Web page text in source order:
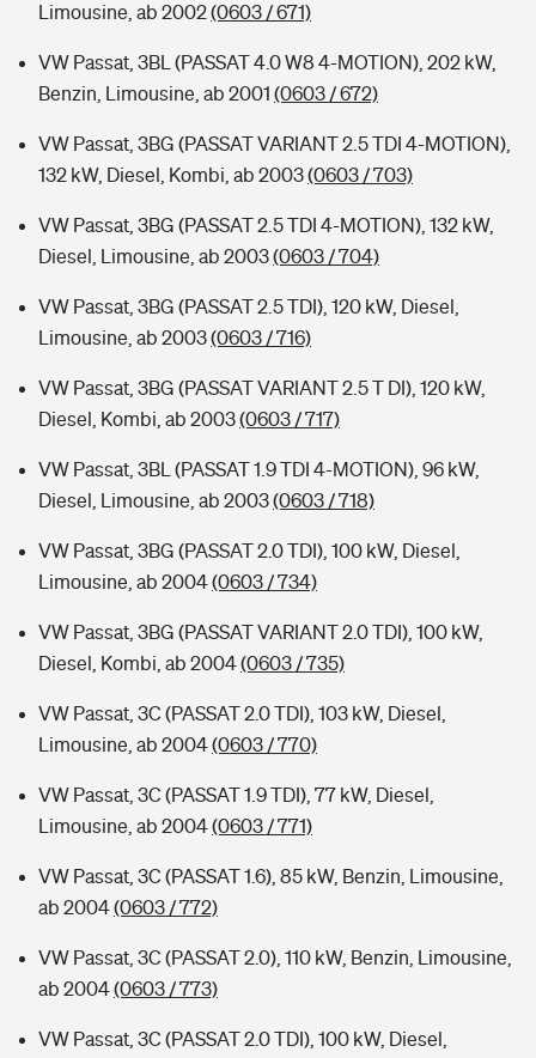
Limousine, ab 2002(0603 / 671)
VW Passat, 3BL (PASSAT 4.0 W8 4-MOTION), 202 kW,
Benzin, Limousine, ab 2001 (0603 / 672)
VW Passat, 3BG (PASSAT VARIANT 2.5 TDI 4-MOTION),
132 kW, Diesel, Kombi, ab 2003(0603 / 703)
VW Passat, 3BG (PASSAT 2.5 TDI 4-MOTION), 132 kW,
Diesel, Limousine, ab 2003(0603 / 704)
VW Passat, 3BG (PASSAT 2.5 TDI), 120 kW, Diesel,
Limousine, ab 2003(0603 / 716)
VW Passat, 3BG (PASSAT VARIANT 2.5 T DI), 120 kW,
Diesel, Kombi, ab 2003(0603 / 717)
VW Passat, 3BL (PASSAT 1.9 TDI 4-MOTION), 96 kW,
Diesel, Limousine, ab 2003(0603 / 718)
VW Passat, 3BG (PASSAT 2.0 TDI), 100 kW, Diesel,
Limousine, ab 2004(0603 / 734)
VW Passat, 3BG (PASSAT VARIANT 2.0 TDI), 100 kW,
Diesel, Kombi, ab 2004(0603 / 735)
VW Passat, 3C (PASSAT 2.0 TDI), 103 kW, Diesel,
Limousine, ab 2004(0603 / 770)
VW Passat, 3C (PASSAT 1.9 TDI), 77 kW, Diesel,
Limousine, ab 2004(0603 / 771)
VW Passat, 3C (PASSAT 1.6), 85 kW, Benzin, Limousine,
ab 2004(0603 / 772)
VW Passat, 3C (PASSAT 2.0), 110 kW, Benzin, Limousine,
ab 2004(0603 / 773)
VW Passat, 3C (PASSAT 2.0 TDI), 100 kW, Diesel,